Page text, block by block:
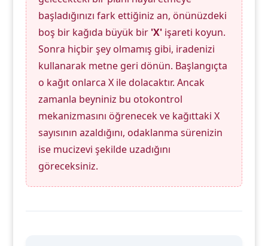
başladığınızı fark ettiğiniz an, önünüzdeki
boş bir kağıda büyük bir 'X'işareti koyun.
Sonra hiçbir şey olmamış gibi, iradenizi
kullanarak metne geri dönün. Başlangıçta
o kağıt onlarca X ile dolacaktır. Ancak
zamanla beyniniz bu otokontrol
mekanizmasını öğrenecek ve kağıttaki X
sayısının azaldığını, odaklanma sürenizin
ise mucizevi şekilde uzadığını
göreceksiniz.